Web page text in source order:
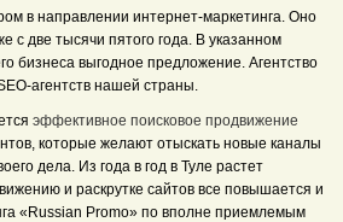
в направлении интернет-маркетинга. Оно
с две тысячи пятого года. В указанном
бизнеса выгодное предложение. Агентство
агентств нашей страны.
эффективное поисковое продвижение
которые желают отыскать новые каналы
дела. Из года в год в Туле растет
и раскрутке сайтов все повышается и
«Russian Promo» по вполне приемлемым